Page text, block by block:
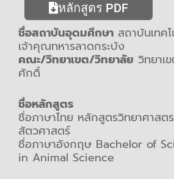
หลักสูตร PDF
ชื่อสถาบันอุดมศึกษา สถาบันเทค
เจ้าคุณทหารลาดกระบัง
คณะ/วิทยาเขต/วิทยาลัย วิทยาเ
ศักดิ์
ชื่อหลักสูตร
ชื่อภาษาไทย หลักสูตรวิทยาศาส
สัตวศาสตร์
ชื่อภาษาอังกฤษ Bachelor of
in Animal Science